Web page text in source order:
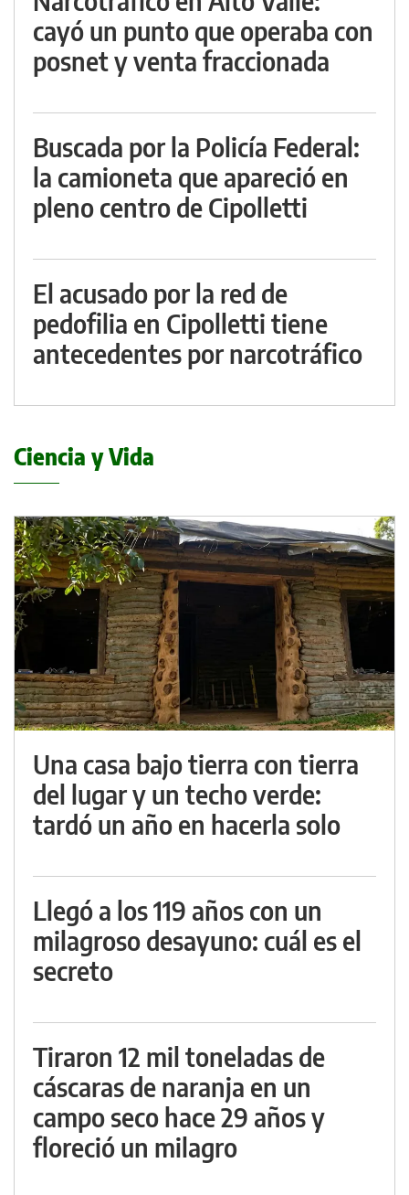
cayó un punto que operaba con
posnet y venta fraccionada
Buscada por la Policía Federal:
la camioneta que apareció en
pleno centro de Cipolletti
El acusado por la red de
pedofilia en Cipolletti tiene
antecedentes por narcotráfico
Ciencia y Vida
Una casa bajo tierra con tierra
del lugar y un techo verde:
tardó un año en hacerla solo
Llegó a los 119 años con un
milagroso desayuno: cuál es el
secreto
Tiraron 12 mil toneladas de
cáscaras de naranja en un
campo seco hace 29 años y
floreció un milagro